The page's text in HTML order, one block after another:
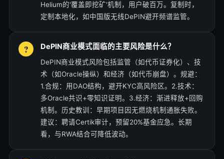
Helium的'覆盖即挖矿'机制，用户破百万。复制时，
定制本地化，如中国版无线DePIN避开频谱监管。
DePIN商业模式面临的主要风险是什么？
DePIN商业模式风险包括监管（如代币证券化）、技
术（如Oracle操纵）和经济（如代币崩盘）。规避：
1.合规：用DAO结构，避开KYC高风险区。2.技术：
多Oracle共识+零知识证明。3.经济：渐进释放+回购
机制。历史教训：早期项目因无燃烧机制通胀失败。
建议：聘请Certik审计，预留20%基金应急。长期
看，与RWA结合可降低波动。